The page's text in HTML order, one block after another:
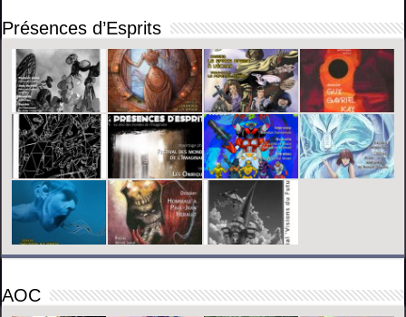
Présences d’Esprits
AOC